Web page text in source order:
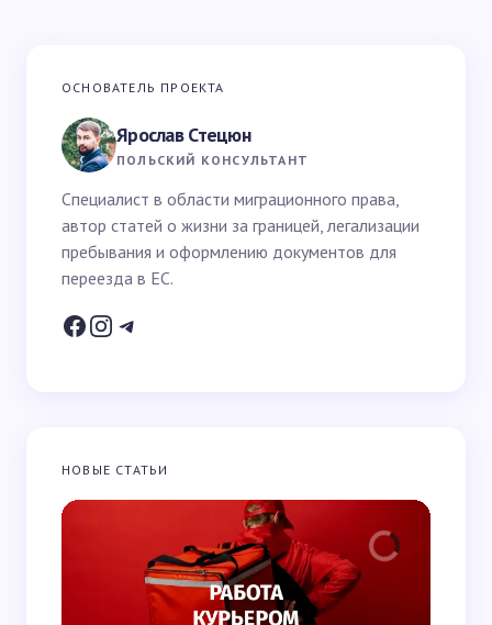
Ваш адрес email не будет опубликован.
Ваш вопрос *
Ваше имя *
Email *
Запомнить имя и email для следующих
комментариев
Отправить
ОСНОВАТЕЛЬ ПРОЕКТА
Ярослав Стецюн
ПОЛЬСКИЙ КОНСУЛЬТАНТ
Специалист в области миграционного права,
автор статей о жизни за границей, легализации
пребывания и оформлению документов для
переезда в ЕС.
НОВЫЕ СТАТЬИ